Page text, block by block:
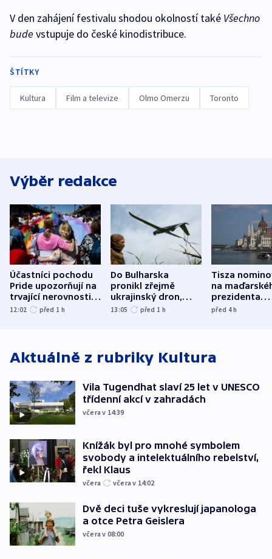
V den zahájení festivalu shodou okolností také Všechno
bude vstupuje do české kinodistribuce.
ŠTÍTKY
Kultura Film a televize Olmo Omerzu Toronto
Výběr redakce
Účastníci pochodu
Pride upozorňují na
trvající nerovnosti i
společenskou
12:02 před 1 h
Do Bulharska
pronikl zřejmě
ukrajinský dron,
explodoval kilometr
13:05 před 1 h
Tisza
na
prezidenta
bývalého
před 4h
Aktuálně z rubriky Kultura
Vila Tugendhat slaví 25 let v UNESCO
třídenní akcí v zahradách
včera v 14:39
Knížák byl pro mnohé symbolem
svobody a intelektuálního rebelství,
řekl Klaus
včera včera v 14:02
Dvě deci tuše vykreslují japanologa
a otce Petra Geislera
včera v 08:00